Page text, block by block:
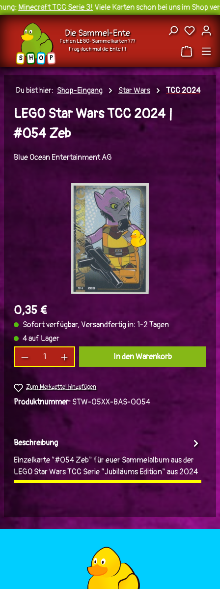
Zum Hauptinhalt springen
Minecraft TCC Serie 3!Viele Karten schon bei uns im Shop
S H O P
Die Sammel-Ente
Fehlen LEGO-Sammelkarten ???
Frag doch mal die Ente !!!
Du
Du bist hier: Shop-Eingang Star Wars TCC 2024
LEGO Star Wars TCC 2024 |
#054 Zeb
Blue Ocean Entertainment AG
Bildergalerie überspringen
0,35 €
Sofort verfügbar, Versandfertig in: 1-2 Tagen
4 auf Lager
Produkt Anzahl: Gib den gewünschten Wert
In den Warenkorb
Zum Merkzettel hinzufügen
Produktnummer: STW-05XX-BAS-0054
Beschreibung
Einzelkarte "#054 Zeb" für euer Sammelalbum aus der
LEGO Star Wars TCC Serie "Jubiläums Edition" aus 2024